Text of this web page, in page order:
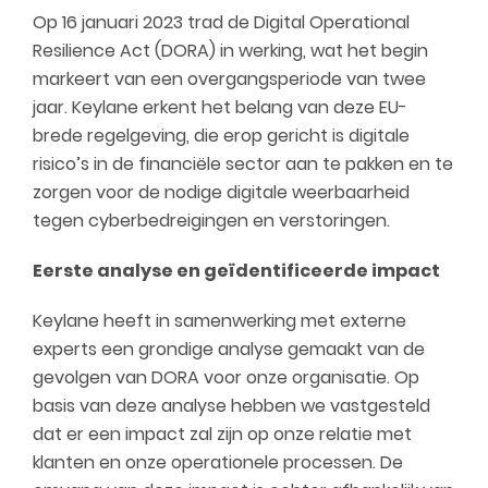
Op 16 januari 2023 trad de Digital Operational
Resilience Act (DORA) in werking, wat het begin
markeert van een overgangsperiode van twee
jaar. Keylane erkent het belang van deze EU-
brede regelgeving, die erop gericht is digitale
risico’s in de financiële sector aan te pakken en te
zorgen voor de nodige digitale weerbaarheid
tegen cyberbedreigingen en verstoringen.
Eerste analyse en geïdentificeerde impact
Keylane heeft in samenwerking met externe
experts een grondige analyse gemaakt van de
gevolgen van DORA voor onze organisatie. Op
basis van deze analyse hebben we vastgesteld
dat er een impact zal zijn op onze relatie met
klanten en onze operationele processen. De